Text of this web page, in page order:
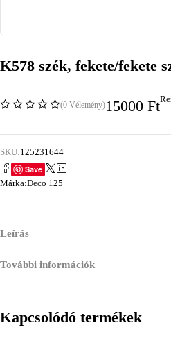
K578 szék, fekete/fekete
(0 Vélemény)15000 Ft
SKU:125231644
Save
Márka:Deco 125
Leírás
További információk
Kapcsolódó termékek